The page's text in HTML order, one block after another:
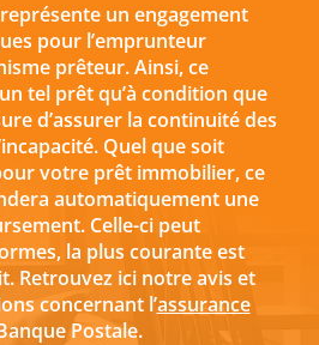
un engagement
pour l’emprunteur
prêteur. Ainsi, ce
tel prêt qu’à condition que
d’assurer la continuité des
Quel que soit
votre prêt immobilier, ce
automatiquement une
Celle-ci peut
la plus courante est
Retrouvez ici notre avis et
concernant l’assurance
Postale.